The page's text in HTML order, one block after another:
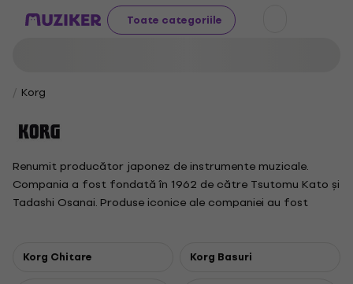
Toate categoriile
Korg
Renumit producător japonez de instrumente muzicale.
Compania a fost fondată în 1962 de către Tsutomu Kato și
Tadashi Osanai. Produse iconice ale companiei au fost
sintetizatoare, piane digitale și claviaturi.
Korg Chitare Korg Basuri